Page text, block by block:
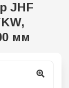
JHF
мм